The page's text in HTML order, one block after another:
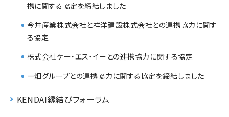
携に関する協定を締結しました
今井産業株式会社と祥洋建設株式会社との連携協力に関す
る協定
株式会社ケー・エス・イーとの連携協力に関する協定
一畑グループとの連携協力に関する協定を締結しました
KENDAI縁結びフォーラム